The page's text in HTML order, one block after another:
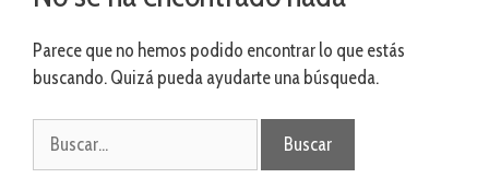
Parece que no hemos podido encontrar lo que estás
buscando. Quizá pueda ayudarte una búsqueda.
Buscar: